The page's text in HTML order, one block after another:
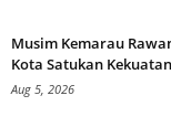
Musim Kemarau
Kota Satukan
Aug 5, 2026